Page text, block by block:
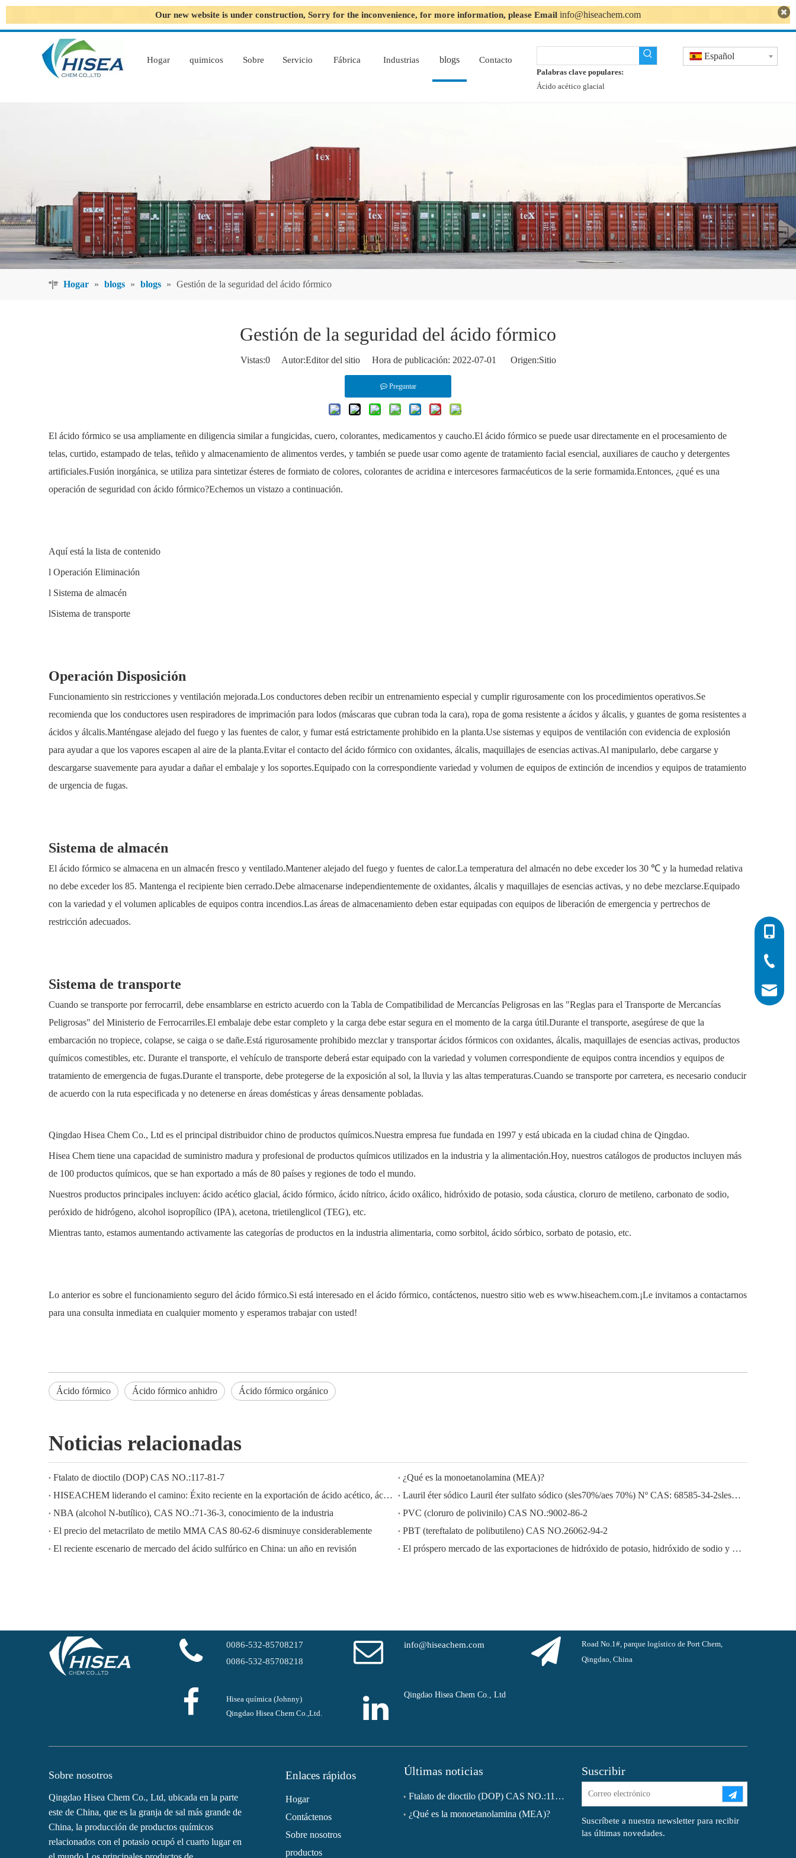
Our new website is under construction, Sorry for the inconvenience, for more information, please Email info@hiseachem.com
Hogar quimicos Sobre Servicio Fábrica Industrias blogs Contacto
Palabras clave populares:
Ácido acético glacial
Español
Hogar » blogs » blogs » Gestión de la seguridad del ácido fórmico
Gestión de la seguridad del ácido fórmico
Vistas:0Autor:Editor del sitio Hora de publicación: 2022-07-01 Origen:Sitio
Preguntar
El ácido fórmico se usa ampliamente en diligencia similar a fungicidas, cuero, colorantes, medicamentos y caucho.El ácido fórmico se puede usar directamente en el procesamiento de
telas, curtido, estampado de telas, teñido y almacenamiento de alimentos verdes, y también se puede usar como agente de tratamiento facial esencial, auxiliares de caucho y detergentes
artificiales.Fusión inorgánica, se utiliza para sintetizar ésteres de formiato de colores, colorantes de acridina e intercesores farmacéuticos de la serie formamida.Entonces, ¿qué es una
operación de seguridad con ácido fórmico?Echemos un vistazo a continuación.
Aquí está la lista de contenido
l Operación Eliminación
l Sistema de almacén
lSistema de transporte
Operación Disposición
Funcionamiento sin restricciones y ventilación mejorada.Los conductores deben recibir un entrenamiento especial y cumplir rigurosamente con los procedimientos operativos.Se
recomienda que los conductores usen respiradores de imprimación para lodos (máscaras que cubran toda la cara), ropa de goma resistente a ácidos y álcalis, y guantes de goma resistentes a
ácidos y álcalis.Manténgase alejado del fuego y las fuentes de calor, y fumar está estrictamente prohibido en la planta.Use sistemas y equipos de ventilación con evidencia de explosión
para ayudar a que los vapores escapen al aire de la planta.Evitar el contacto del ácido fórmico con oxidantes, álcalis, maquillajes de esencias activas.Al manipularlo, debe cargarse y
descargarse suavemente para ayudar a dañar el embalaje y los soportes.Equipado con la correspondiente variedad y volumen de equipos de extinción de incendios y equipos de tratamiento
de urgencia de fugas.
Sistema de almacén
El ácido fórmico se almacena en un almacén fresco y ventilado.Mantener alejado del fuego y fuentes de calor.La temperatura del almacén no debe exceder los 30 ℃ y la humedad relativa
no debe exceder los 85. Mantenga el recipiente bien cerrado.Debe almacenarse independientemente de oxidantes, álcalis y maquillajes de esencias activas, y no debe mezclarse.Equipado
con la variedad y el volumen aplicables de equipos contra incendios.Las áreas de almacenamiento deben estar equipadas con equipos de liberación de emergencia y pertrechos de
restricción adecuados.
Sistema de transporte
Cuando se transporte por ferrocarril, debe ensamblarse en estricto acuerdo con la Tabla de Compatibilidad de Mercancías Peligrosas en las "Reglas para el Transporte de Mercancías
Peligrosas" del Ministerio de Ferrocarriles.El embalaje debe estar completo y la carga debe estar segura en el momento de la carga útil.Durante el transporte, asegúrese de que la
embarcación no tropiece, colapse, se caiga o se dañe.Está rigurosamente prohibido mezclar y transportar ácidos fórmicos con oxidantes, álcalis, maquillajes de esencias activas, productos
químicos comestibles, etc. Durante el transporte, el vehículo de transporte deberá estar equipado con la variedad y volumen correspondiente de equipos contra incendios y equipos de
tratamiento de emergencia de fugas.Durante el transporte, debe protegerse de la exposición al sol, la lluvia y las altas temperaturas.Cuando se transporte por carretera, es necesario conducir
de acuerdo con la ruta especificada y no detenerse en áreas domésticas y áreas densamente pobladas.
Qingdao Hisea Chem Co., Ltd es el principal distribuidor chino de productos químicos.Nuestra empresa fue fundada en 1997 y está ubicada en la ciudad china de Qingdao.
Hisea Chem tiene una capacidad de suministro madura y profesional de productos químicos utilizados en la industria y la alimentación.Hoy, nuestros catálogos de productos incluyen más
de 100 productos químicos, que se han exportado a más de 80 países y regiones de todo el mundo.
Nuestros productos principales incluyen: ácido acético glacial, ácido fórmico, ácido nítrico, ácido oxálico, hidróxido de potasio, soda cáustica, cloruro de metileno, carbonato de sodio,
peróxido de hidrógeno, alcohol isopropílico (IPA), acetona, trietilenglicol (TEG), etc.
Mientras tanto, estamos aumentando activamente las categorías de productos en la industria alimentaria, como sorbitol, ácido sórbico, sorbato de potasio, etc.
Lo anterior es sobre el funcionamiento seguro del ácido fórmico.Si está interesado en el ácido fórmico, contáctenos, nuestro sitio web es www.hiseachem.com.¡Le invitamos a contactarnos
para una consulta inmediata en cualquier momento y esperamos trabajar con usted!
Ácido fórmico Ácido fórmico anhidro Ácido fórmico orgánico
Noticias relacionadas
Ftalato de dioctilo (DOP) CAS NO.:117-81-7
¿Qué es la monoetanolamina (MEA)?
HISEACHEM liderando el camino: Éxito reciente en la exportación de ácido acético, ácido oxálico, ácido sulfúrico, ácido nítrico, soda cáustica, álcali líquido y metabisulfito de sodio de China
Lauril éter sódico Lauril éter sulfato sódico (sles70%/aes 70%) Nº CAS: 68585-34-2sles70%/aes 70%) Nº CAS: 68585-34-2
NBA (alcohol N-butílico), CAS NO.:71-36-3, conocimiento de la industria
PVC (cloruro de polivinilo) CAS NO.:9002-86-2
El precio del metacrilato de metilo MMA CAS 80-62-6 disminuye considerablemente
PBT (tereftalato de polibutileno) CAS NO.26062-94-2
El reciente escenario de mercado del ácido sulfúrico en China: un año en revisión
El próspero mercado de las exportaciones de hidróxido de potasio, hidróxido de sodio y peróxido de hidrógeno de China: una revisión del año pasado
0086-
0086-
0086-
0086-532-85708217
0086-532-85708218
info@hiseachem.com
Road No.1#, parque logístico de Port Chem,
Qingdao, China
Hisea química (Johnny)
Qingdao Hisea Chem Co.,Ltd.
Qingdao Hisea Chem Co., Ltd
Sobre nosotros
Qingdao Hisea Chem Co., Ltd, ubicada en la parte
este de China, que es la granja de sal más grande de
China, la producción de productos químicos
relacionados con el potasio ocupó el cuarto lugar en
Enlaces rápidos
Hogar
Contáctenos
Sobre nosotros
productos
Últimas noticias
Ftalato de dioctilo (DOP) CAS NO.:117-81-7
¿Qué es la monoetanolamina (MEA)?
Suscribir
Suscríbete a nuestra newsletter para recibir
las últimas novedades.